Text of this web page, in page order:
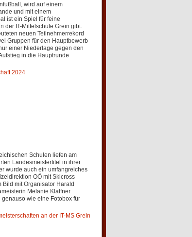
wird auf einem
und mit einem
ist ein Spiel für feine
der IT-Mittelschule Grein gibt.
neuen Teilnehmerrekord
Gruppen für den Hauptbewerb
einer Niederlage gegen den
in die Hauptrunde
2024
Schulen liefen am
Landesmeistertitel in ihrer
wurde auch ein umfangreiches
OÖ mit Skicross-
Bild mit Organisator Harald
Melanie Klaffner
wie eine Fotobox für
an der IT-MS Grein